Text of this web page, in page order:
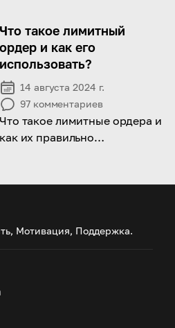
который привлёк внимание
трейдеров.
Что такое лимитный
ордер и как его
использовать?
14 августа 2024 г.
97 комментариев
Что такое лимитные ордера и
как их правильно
статья все объяснит!
Мотивация, Поддержка.